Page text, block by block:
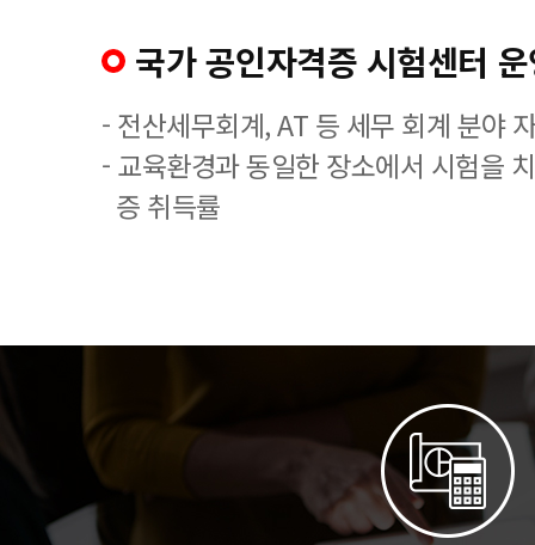
국가 공인자격증 시험센터
- 전산세무회계, AT 등 세무 회계 분야
- 교육환경과 동일한 장소에서 시험을
증 취득률